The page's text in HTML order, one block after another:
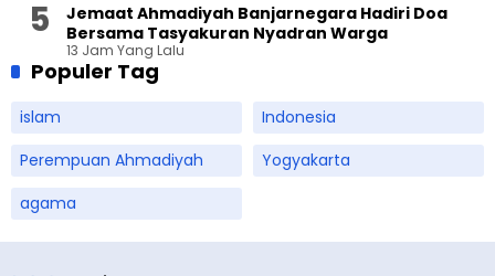
Jemaat Ahmadiyah Banjarnegara Hadiri Doa
Bersama Tasyakuran Nyadran Warga
13 Jam Yang Lalu
Populer Tag
islam
Indonesia
Perempuan Ahmadiyah
Yogyakarta
agama